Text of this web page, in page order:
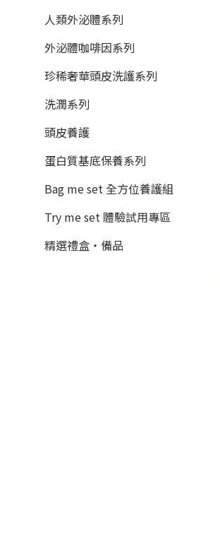
人類外泌體系列
外泌體咖啡因系列
珍稀奢華頭皮洗護系列
洗潤系列
頭皮養護
蛋白質基底保養系列
Bag me set 全方位養護組
Try me set 體驗試用專區
精選禮盒・備品